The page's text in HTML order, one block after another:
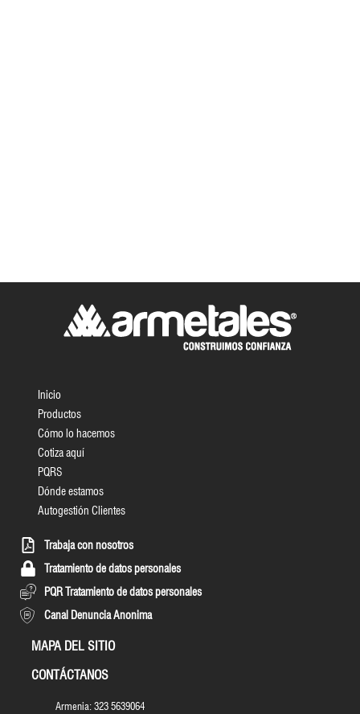
Inicio
Productos
Cómo lo hacemos
Cotiza aquí
PQRS
Dónde estamos
Autogestión Clientes
Trabaja con nosotros
Tratamiento de datos personales
PQR Tratamiento de datos personales
Canal Denuncia Anonima
MAPA DEL SITIO
CONTÁCTANOS
Armenia: 323 5639064